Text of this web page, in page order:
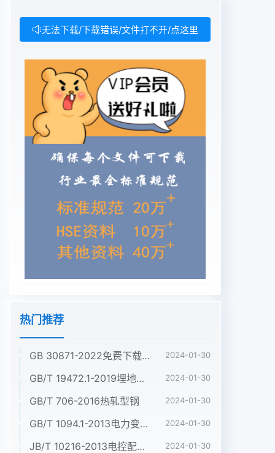
无法下载/下载错误/文件打不开/点这里
热门推荐
GB 30871-2022免费下载危险化学品企业特殊作业安全规范 2024-01-30
GB/T 19472.1-2019埋地用聚乙烯(PE)结构壁管道系统 第1部分:聚乙烯双壁波纹管材 2024-01-30
GB/T 706-2016热轧型钢 2024-01-30
GB/T 1094.1-2013电力变压器 第1部分:总则 2024-01-30
JB/T 10216-2013电控配电用电缆桥架 2024-01-30